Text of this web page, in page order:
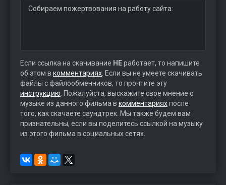
Собираем пожертвования на работу сайта:
Если ссылка на скачивание НЕработает, то напишите
об этом в комментариях . Если вы не умеете скачивать
файлы с файлообменников, то прочтите эту
инструкцию . Пожалуйста, выскажите свое мнение о
музыке из данного фильма в комментарияхпосле
того, как скачаете саундтрек. Мы также будем вам
признательны, если вы поделитесь ссылкой на музыку
из этого фильма в социальных сетях.